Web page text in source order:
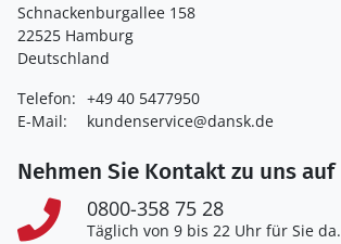
Schnackenburgallee 158
22525 Hamburg
Deutschland
Telefon: +49 40 5477950
E-Mail:
kundenservice@dansk.de
Nehmen Sie Kontakt zu uns auf
0800-358 75 28
Täglich von 9 bis 22 Uhr für Sie da.